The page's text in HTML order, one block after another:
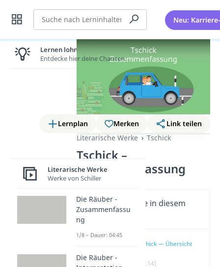
Suche Neu:
Lernplan Merken
Link teilen
Literarische Werke
Tschick
Tschick –
Zusammenfassung
Wichtige Inhalte in diesem
Video
Tschick — Übersicht
(00:14)
Lernen lohnt sich!
Entdecke hier deine Chancen.
Literarische Werke
Werke von Schiller
Die Räuber -
Zusammenfassu
ng
1/8 – Dauer: 04:45
Die Räuber -